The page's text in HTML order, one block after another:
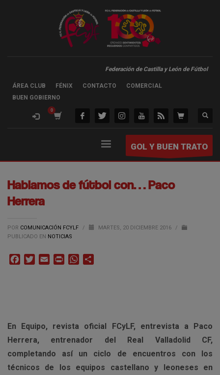
Federación de Castilla y León de Fútbol
ÁREA CLUB FÉNIX CONTACTO
COMERCIAL
BUEN GOBIERNO
GOL Y BUEN TRATO
Hablamos de fútbol con… Paco
Herrera
POR COMUNICACIÓN FCYLF / MARTES, 20 DICIEMBRE 2016
/
PUBLICADO EN NOTICIAS
FacebookTwitterEmail Print WhatsApp
En Equipo, revista oficial FCyLF, entrevista a Paco
Herrera, entrenador del Real Valladolid CF,
completando así un ciclo de encuentros con los
técnicos de los equipos castellano y leoneses en